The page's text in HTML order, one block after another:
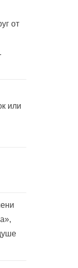
от
или